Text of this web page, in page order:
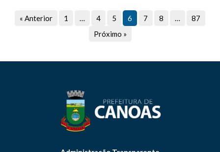
« Anterior 1 4 5 6 7 8
87
Próximo »